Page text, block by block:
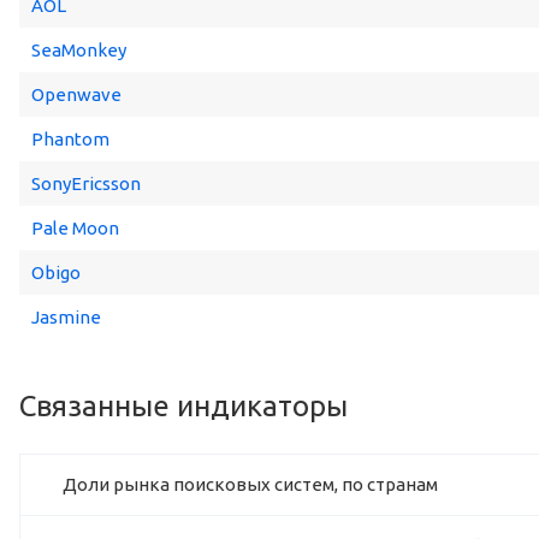
AOL
SeaMonkey
Openwave
Phantom
SonyEricsson
Pale Moon
Obigo
Jasmine
Связанные индикаторы
Доли рынка поисковых систем, по странам